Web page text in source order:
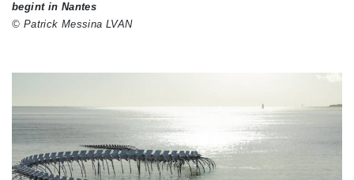
begint in Nantes
© Patrick Messina LVAN